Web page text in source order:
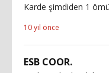
Karde şimdiden 1
10 yıl önce
ESB COOR.